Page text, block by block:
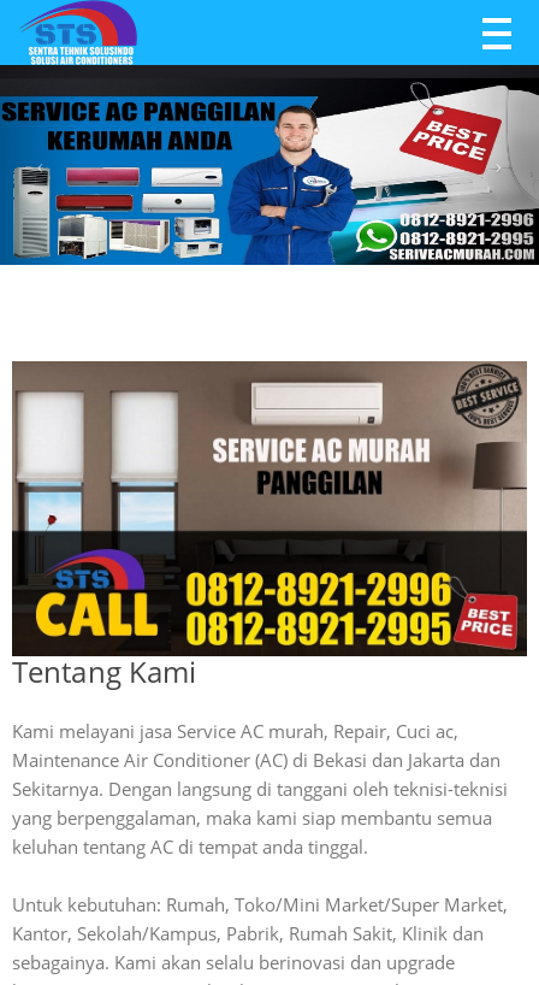
BERANDA TENTANG KAMI SERVICE BLOG
KONTAK KAMI
Tentang Kami
Kami melayani jasa Service AC murah, Repair, Cuci ac,
Maintenance Air Conditioner (AC) di Bekasi dan Jakarta dan
Sekitarnya. Dengan langsung di tanggani oleh teknisi-teknisi
yang berpenggalaman, maka kami siap membantu semua
keluhan tentang AC di tempat anda tinggal.
Untuk kebutuhan: Rumah, Toko/Mini Market/Super Market,
Kantor, Sekolah/Kampus, Pabrik, Rumah Sakit, Klinik dan
sebagainya. Kami akan selalu berinovasi dan upgrade